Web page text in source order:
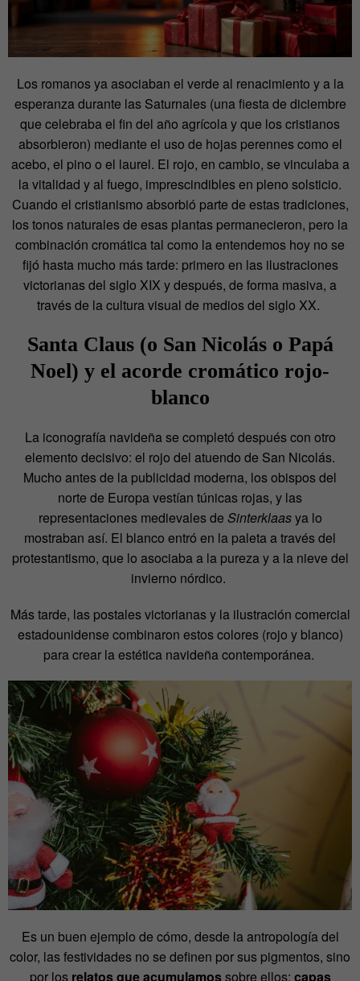
Los romanos ya asociaban el verde al renacimiento y a la
esperanza durante las Saturnales (una fiesta de diciembre
que celebraba el fin del año agrícola y que los cristianos
absorbieron) mediante el uso de hojas perennes como el
acebo, el pino o el laurel. El rojo, en cambio, se vinculaba a
la vitalidad y al fuego, imprescindibles en pleno solsticio.
Cuando el cristianismo absorbió parte de estas tradiciones,
los tonos naturales de esas plantas permanecieron, pero la
combinación cromática tal como la entendemos hoy no se
fijó hasta mucho más tarde: primero en las ilustraciones
victorianas del siglo XIX y después, de forma masiva, a
través de la cultura visual de medios del siglo XX.
Santa Claus (o San Nicolás o Papá
Noel) y el acorde cromático rojo-
blanco
La iconografía navideña se completó después con otro
elemento decisivo: el rojo del atuendo de San Nicolás.
Mucho antes de la publicidad moderna, los obispos del
norte de Europa vestían túnicas rojas, y las
representaciones medievales de Sinterklaasya lo
mostraban así. El blanco entró en la paleta a través del
protestantismo, que lo asociaba a la pureza y a la nieve del
invierno nórdico.
Más tarde, las postales victorianas y la ilustración comercial
estadounidense combinaron estos colores (rojo y blanco)
para crear la estética navideña contemporánea.
Es un buen ejemplo de cómo, desde la antropología del
color, las festividades no se definen por sus pigmentos, sino
por los relatos que acumulamossobre ellos: capas